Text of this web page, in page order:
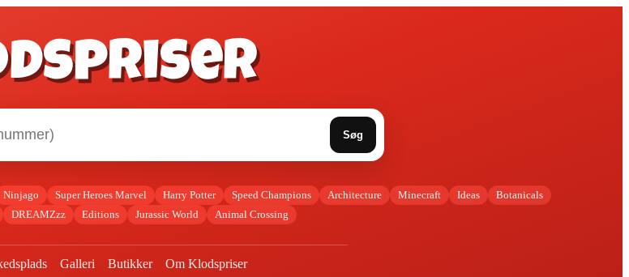
Søg
Ninjago Super Heroes Marvel Harry Potter Speed Champions Architecture Minecraft Ideas
Botanicals
DREAMZzz Editions Jurassic World Animal Crossing
Galleri Butikker Om Klodspriser